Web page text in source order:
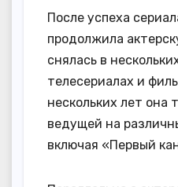
После успеха
продолжила
снялась в
телесериалах и
нескольких лет она
ведущей на
включая «Первый